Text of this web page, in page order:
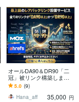
オールDA90＆DR90「二
冠」被リンク構築します
頂点のその先へ！二大指
標を極めた「至高」のバ
ックリンク構築
5.0 (9)
Hana_aff
35,000 円